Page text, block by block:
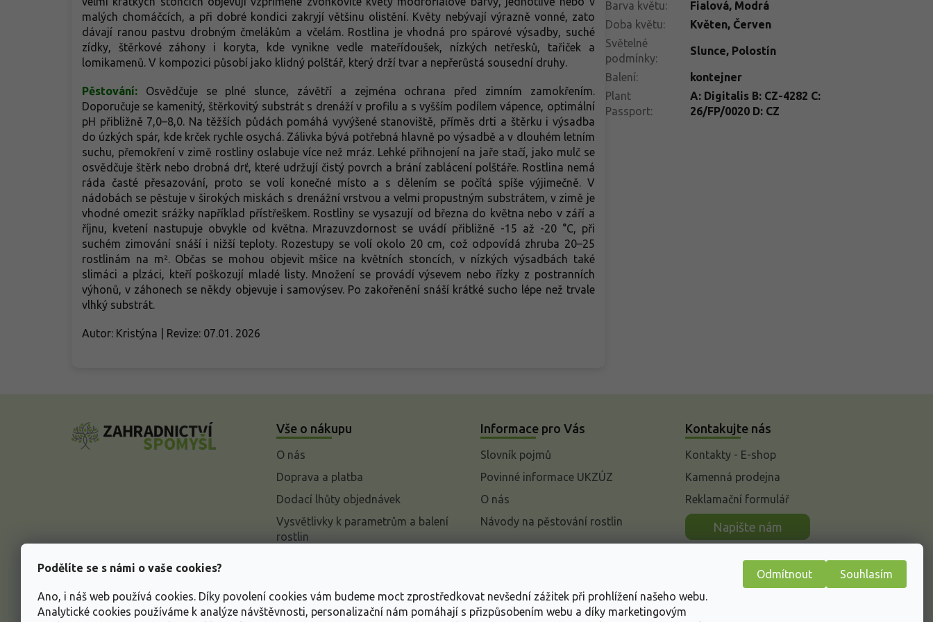
Podělíte se s námi o vaše cookies?
Ano, i náš web používá cookies. Díky povolení cookies vám budeme moct zprostředkovat nevšední zážitek při prohlížení našeho webu.
Analytické cookies používáme k analýze návštěvnosti, personalizační nám pomáhají s přizpůsobením webu a díky marketingovým
Odmítnout Souhlasím
malých chomáčcích, a při dobré kondici zakryjí většinu olistění. Květy nebývají výrazně vonné, zato
dávají ranou pastvu drobným čmelákům a včelám. Rostlina je vhodná pro spárové výsadby, suché
zídky, štěrkové záhony i koryta, kde vynikne vedle mateřídoušek, nízkých netřesků, tařiček a
lomikamenů. V kompozici působí jako klidný polštář, který drží tvar a nepřerůstá sousední druhy.
Pěstování: Osvědčuje se plné slunce, závětří a zejména ochrana před zimním zamokřením.
Doporučuje se kamenitý, štěrkovitý substrát s drenáží v profilu a s vyšším podílem vápence, optimální
pH přibližně 7,0–8,0. Na těžších půdách pomáhá vyvýšené stanoviště, příměs drti a štěrku i výsadba
do úzkých spár, kde krček rychle osychá. Zálivka bývá potřebná hlavně po výsadbě a v dlouhém letním
suchu, přemokření v zimě rostliny oslabuje více než mráz. Lehké přihnojení na jaře stačí, jako mulč se
osvědčuje štěrk nebo drobná drť, které udržují čistý povrch a brání zablácení polštáře. Rostlina nemá
ráda časté přesazování, proto se volí konečné místo a s dělením se počítá spíše výjimečně. V
nádobách se pěstuje v širokých miskách s drenážní vrstvou a velmi propustným substrátem, v zimě je
vhodné omezit srážky například přístřeškem. Rostliny se vysazují od března do května nebo v září a
říjnu, kvetení nastupuje obvykle od května. Mrazuvzdornost se uvádí přibližně -15 až -20 °C, při
suchém zimování snáší i nižší teploty. Rozestupy se volí okolo 20 cm, což odpovídá zhruba 20–25
rostlinám na m². Občas se mohou objevit mšice na květních stoncích, v nízkých výsadbách také
slimáci a plzáci, kteří poškozují mladé listy. Množení se provádí výsevem nebo řízky z postranních
výhonů, v záhonech se někdy objevuje i samovýsev. Po zakořenění snáší krátké sucho lépe než trvale
vlhký substrát.
Autor: Kristýna | Revize: 07.01. 2026
Barva květu: Fialová, Modrá
Doba květu: Květen, Červen
Světelné
podmínky:
Slunce, Polostín
Balení:
kontejner
Plant
Passport:
A: Digitalis B: CZ-4282 C:
26/FP/0020 D: CZ
Vše o nákupu
O nás
Doprava a platba
Dodací lhůty objednávek
Vysvětlivky k parametrům a balení
rostlin
Informace o ochraně osobních
údajů
Informace pro Vás
Slovník pojmů
Povinné informace UKZÚZ
O nás
Návody na pěstování rostlin
Kontakujte nás
Kontakty - E-shop
Kamenná prodejna
Reklamační formulář
Napište nám